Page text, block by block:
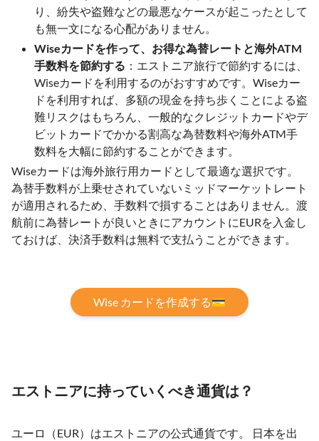
り、紛失や盗難などの最悪なケースが起こったとして
も無一文になる心配がありません。
Wiseカードを作って、お得な為替レートと海外ATM
手数料を節約する ：エストニア旅行で節約するには、
Wiseカードを利用するのがおすすめです。Wiseカー
ドを利用すれば、多額の現金を持ち歩くことによる盗
難リスクはもちろん、一般的なクレジットカードやデ
ビットカードでかかる割高な為替数料や海外ATM手
数料を大幅に節約することができます。
Wiseカードは海外旅行用カードとして最適な選択です。
為替手数料が上乗せされていないミッドマーケットレート
が適用されるため、手数料で損することはありません。渡
航前に為替レートが良いときにアカウントにEURを入金し
ておけば、決済手数料は無料で支払うことができます。
Wise カードを作成する💳
エストニアに持っていくべき通貨は？
ユーロ（EUR）はエストニアの公式通貨です。 日本を出